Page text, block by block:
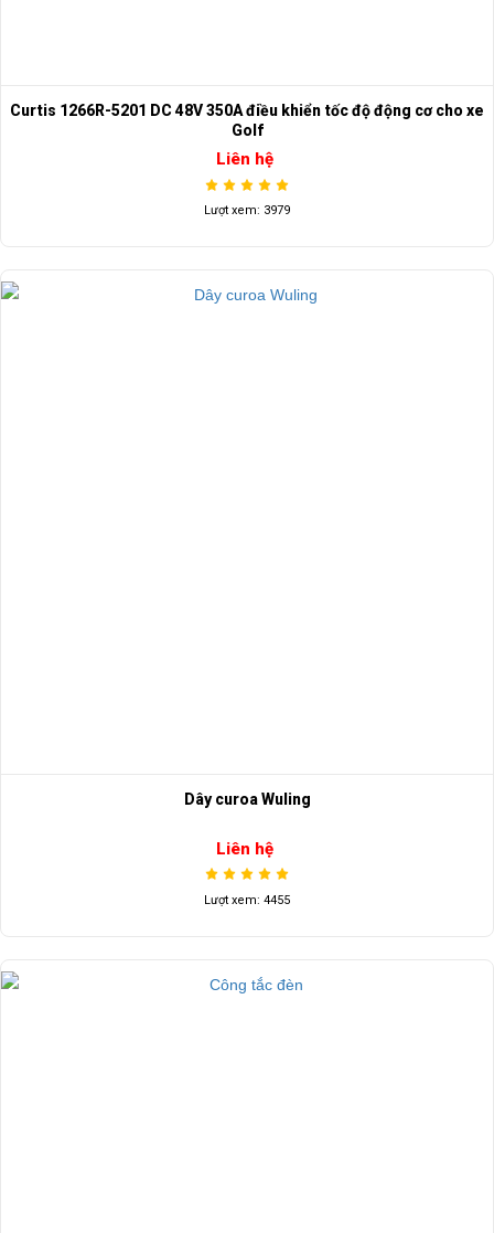
Curtis 1266R-5201 DC 48V 350A điều khiển tốc độ động cơ cho xe
Golf
Liên hệ
Lượt xem: 3979
Dây curoa Wuling
Liên hệ
Lượt xem: 4455